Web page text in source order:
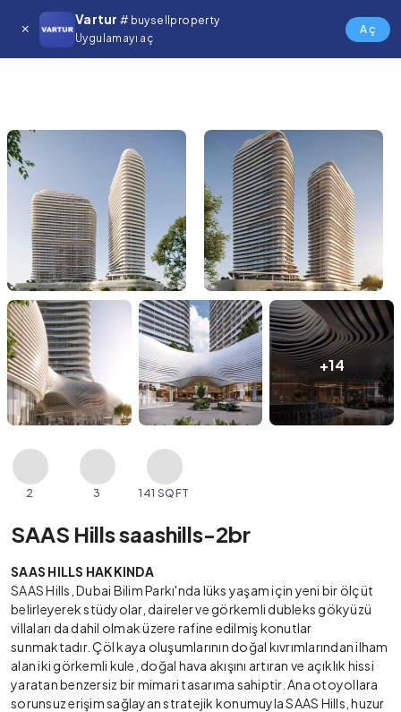
Vartur # buysellproperty
Uygulamayı aç
Aç
+14
2 3 141 SQFT
SAAS Hills saashills-2br
SAAS HILLS HAKKINDA
SAAS Hills, Dubai Bilim Parkı'nda lüks yaşam için yeni bir ölçüt
belirleyerek stüdyolar, daireler ve görkemli dubleks gökyüzü
villaları da dahil olmak üzere rafine edilmiş konutlar
sunmaktadır. Çöl kaya oluşumlarının doğal kıvrımlarından ilham
alan iki görkemli kule, doğal hava akışını artıran ve açıklık hissi
yaratan benzersiz bir mimari tasarıma sahiptir. Ana otoyollara
sorunsuz erişim sağlayan stratejik konumuyla SAAS Hills, huzur